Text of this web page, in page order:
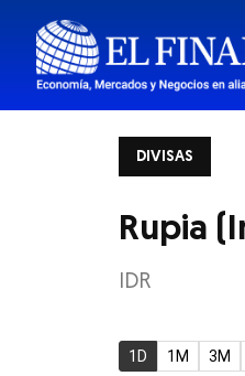
DIVISAS
Rupia
IDR
1D 1M 3M